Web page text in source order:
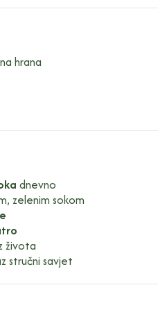
hrana
dnevno
zelenim sokom
života
stručni savjet